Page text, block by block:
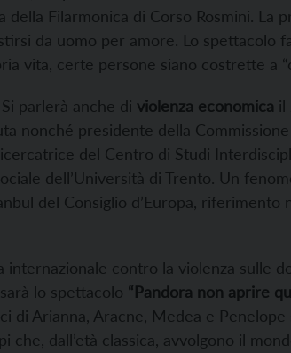
della Filarmonica di Corso Rosmini. La
da uomo per amore. Lo spettacolo
vita, certe persone siano costrette a
parlerà anche di violenza economica il
nonché presidente della
ricercatrice del Centro di Studi
dell’Università di Trento. Un
del Consiglio d’Europa,
internazionale contro la violenza sulle
lo spettacolo “Pandora non aprire
di Arianna, Aracne, Medea e
che, dall’età classica, avvolgono il